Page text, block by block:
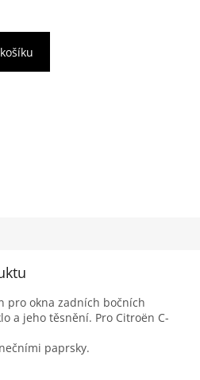
pro okna zadních bočních
a jeho těsnění. Pro Citroën C-
paprsky.